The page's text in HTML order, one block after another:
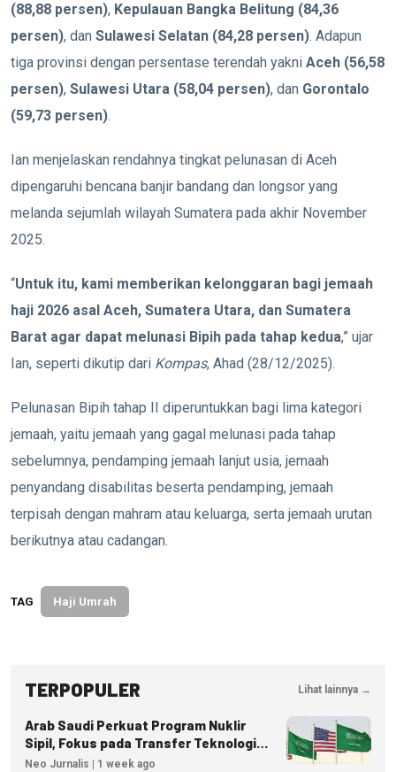
(88,88 persen), Kepulauan Bangka Belitung (84,36
persen), dan Sulawesi Selatan (84,28 persen). Adapun
tiga provinsi dengan persentase terendah yakni Aceh (56,58
persen), Sulawesi Utara (58,04 persen), dan Gorontalo
(59,73 persen).
Ian menjelaskan rendahnya tingkat pelunasan di Aceh
dipengaruhi bencana banjir bandang dan longsor yang
melanda sejumlah wilayah Sumatera pada akhir November
2025.
“Untuk itu, kami memberikan kelonggaran bagi jemaah
haji 2026 asal Aceh, Sumatera Utara, dan Sumatera
Barat agar dapat melunasi Bipih pada tahap kedua,” ujar
Ian, seperti dikutip dari Kompas, Ahad (28/12/2025).
Pelunasan Bipih tahap II diperuntukkan bagi lima kategori
jemaah, yaitu jemaah yang gagal melunasi pada tahap
sebelumnya, pendamping jemaah lanjut usia, jemaah
penyandang disabilitas beserta pendamping, jemaah
terpisah dengan mahram atau keluarga, serta jemaah urutan
berikutnya atau cadangan.
TAG Haji Umrah
TERPOPULER Lihat lainnya →
Arab Saudi Perkuat Program Nuklir
Sipil, Fokus pada Transfer Teknologi
dan Kedaulatan Energi
Neo Jurnalis | 1 week ago